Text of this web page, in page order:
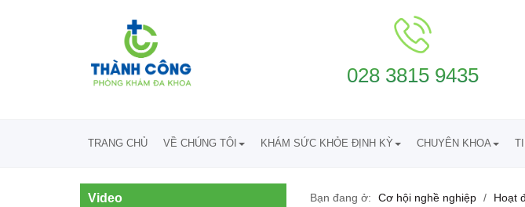
028 3815 9435
TRANG CHỦ VỀ CHÚNG TÔI KHÁM SỨC KHỎE ĐỊNH KỲ CHUYÊN KHOA
Video Bạn đang ở: Cơ hội nghề nghiệp / Hoạt